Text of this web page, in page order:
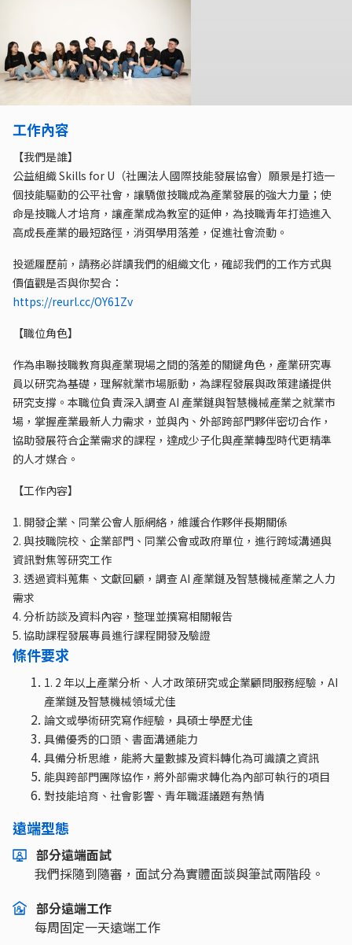
工作內容
【我們是誰】
公益組織 Skills for U（社團法人國際技能發展協會）願景是打造一
個技能驅動的公平社會，讓驕傲技職成為產業發展的強大力量；使
命是技職人才培育，讓產業成為教室的延伸，為技職青年打造進入
高成長產業的最短路徑，消弭學用落差，促進社會流動。
投遞履歷前，請務必詳讀我們的組織文化，確認我們的工作方式與
價值觀是否與你契合：
https://reurl.cc/OY61Zv
【職位角色】
作為串聯技職教育與產業現場之間的落差的關鍵角色，產業研究專
員以研究為基礎，理解就業市場脈動，為課程發展與政策建議提供
研究支撐。本職位負責深入調查 AI 產業鏈與智慧機械產業之就業市
場，掌握產業最新人力需求，並與內、外部跨部門夥伴密切合作，
協助發展符合企業需求的課程，達成少子化與產業轉型時代更精準
的人才媒合。
【工作內容】
1. 開發企業、同業公會人脈網絡，維護合作夥伴長期關係
2. 與技職院校、企業部門、同業公會或政府單位，進行跨域溝通與
資訊對焦等研究工作
3. 透過資料蒐集、文獻回顧，調查 AI 產業鏈及智慧機械產業之人力
需求
4. 分析訪談及資料內容，整理並撰寫相關報告
5. 協助課程發展專員進行課程開發及驗證
條件要求
1. 2 年以上產業分析、人才政策研究或企業顧問服務經驗，AI
產業鏈及智慧機械領域尤佳
論文或學術研究寫作經驗，具碩士學歷尤佳
具備優秀的口頭、書面溝通能力
具備分析思維，能將大量數據及資料轉化為可識讀之資訊
能與跨部門團隊協作，將外部需求轉化為內部可執行的項目
對技能培育、社會影響、青年職涯議題有熱情
遠端型態
部分遠端面試
我們採隨到隨審，面試分為實體面談與筆試兩階段。
部分遠端工作
每周固定一天遠端工作